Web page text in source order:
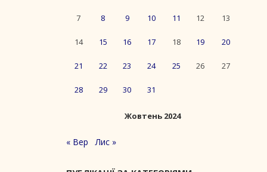
Жовтень 2024
7 8 9 10 11 12 13
14 15 16 17 18 19 20
21 22 23 24 25 26 27
28 29 30 31
« Вер Лис »